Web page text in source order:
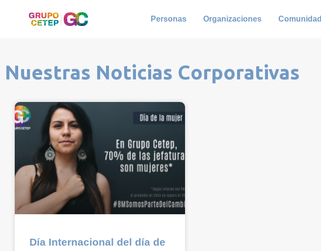
Personas Organizaciones Comunidad
Nuestras Noticias Corporativas
Día Internacional del día de